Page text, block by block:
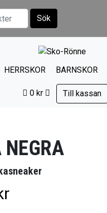
Sök
HERRSKOR BARNSKOR
0 kr Till kassan
NEGRA